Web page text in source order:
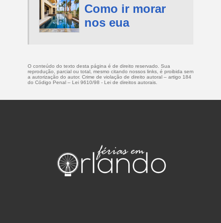
Como ir morar
nos eua
O conteúdo do texto desta página é de direito reservado. Sua
reprodução, parcial ou total, mesmo citando nossos links, é proibida sem
a autorização do autor. Crime de violação de direito autoral – artigo 184
do Código Penal – Lei 9610/98 - Lei de direitos autorais